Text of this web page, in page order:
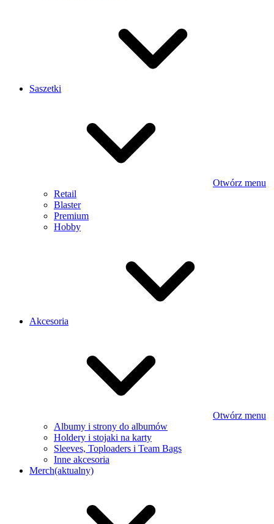
Saszetki
Otwórz menu
Retail
Blaster
Premium
Hobby
Akcesoria
Otwórz menu
Albumy i strony do albumów
Holdery i stojaki na karty
Sleeves, Toploaders i Team Bags
Inne akcesoria
Merch(aktualny)